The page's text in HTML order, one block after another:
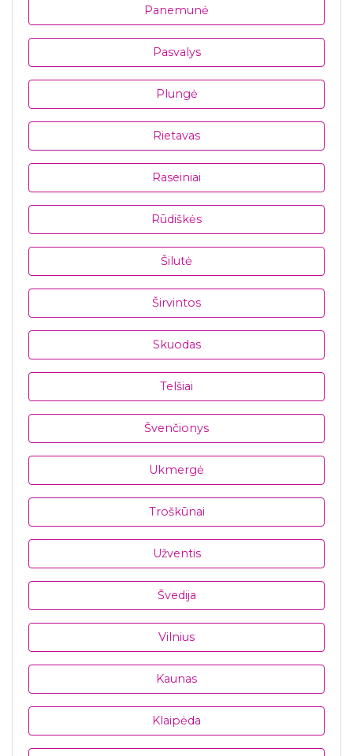
Panemunė
Pasvalys
Plungė
Rietavas
Raseiniai
Rūdiškės
Šilutė
Širvintos
Skuodas
Telšiai
Švenčionys
Ukmergė
Troškūnai
Užventis
Švedija
Vilnius
Kaunas
Klaipėda